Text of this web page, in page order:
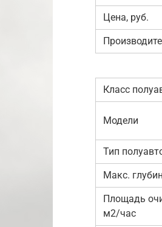
Цена, руб.
Класс
Модели
Тип
Макс.
Площадь
м2/час